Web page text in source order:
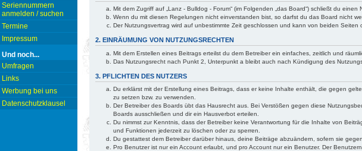
Seriennummern
anmelden / suchen
Termine
Impressum
Und noch...
Umfragen
Links
Werbung bei uns
Datenschutzklausel
Mit dem Zugriff auf „Lanz - Bulldog - Forum“ (im Folgenden „das Board“) schließt du
Wenn du mit diesen Regelungen nicht einverstanden bist, so darfst du das Board nicht
Der Nutzungsvertrag wird auf unbestimmte Zeit geschlossen und kann von beiden
2. EINRÄUMUNG VON NUTZUNGSRECHTEN
Mit dem Erstellen eines Beitrags erteilst du dem Betreiber ein einfaches, zeitlich und
Das Nutzungsrecht nach Punkt 2, Unterpunkt a bleibt auch nach Kündigung des
3. PFLICHTEN DES NUTZERS
Du erklärst mit der Erstellung eines Beitrags, dass er keine Inhalte enthält, die gegen
zu setzen bzw. zu verwenden.
Der Betreiber des Boards übt das Hausrecht aus. Bei Verstößen gegen diese
Boards ausschließen und dir ein Hausverbot erteilen.
Du nimmst zur Kenntnis, dass der Betreiber keine Verantwortung für die Inhalte von
und Funktionen jederzeit zu löschen oder zu sperren.
Du gestattest dem Betreiber darüber hinaus, deine Beiträge abzuändern, sofern sie
Pro Benutzer ist nur ein Account erlaubt, und pro Account nur ein Benutzer. Der